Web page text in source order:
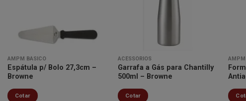
AMPM BÁSICO
Espátula p/ Bolo 27,3cm –
Browne
Cotar
ACESSÓRIOS
Garrafa a Gás para Chantilly
500ml – Browne
Cotar
AMPM